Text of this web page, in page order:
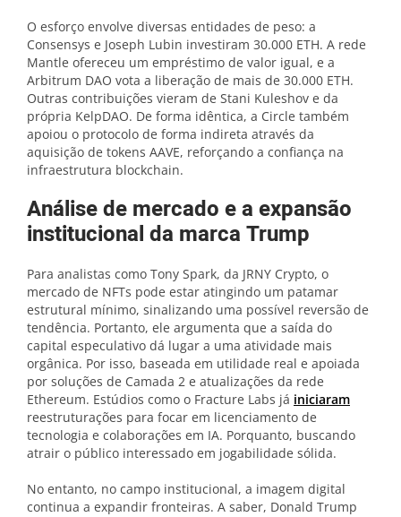
O esforço envolve diversas entidades de peso: a
Consensys e Joseph Lubin investiram 30.000 ETH. A rede
Mantle ofereceu um empréstimo de valor igual, e a
Arbitrum DAO vota a liberação de mais de 30.000 ETH.
Outras contribuições vieram de Stani Kuleshov e da
própria KelpDAO. De forma idêntica, a Circle também
apoiou o protocolo de forma indireta através da
aquisição de tokens AAVE, reforçando a confiança na
infraestrutura blockchain.
Análise de mercado e a expansão
institucional da marca Trump
Para analistas como Tony Spark, da JRNY Crypto, o
mercado de NFTs pode estar atingindo um patamar
estrutural mínimo, sinalizando uma possível reversão de
tendência. Portanto, ele argumenta que a saída do
capital especulativo dá lugar a uma atividade mais
orgânica. Por isso, baseada em utilidade real e apoiada
por soluções de Camada 2 e atualizações da rede
Ethereum. Estúdios como o Fracture Labs já iniciaram
reestruturações para focar em licenciamento de
tecnologia e colaborações em IA. Porquanto, buscando
atrair o público interessado em jogabilidade sólida.
No entanto, no campo institucional, a imagem digital
continua a expandir fronteiras. A saber, Donald Trump